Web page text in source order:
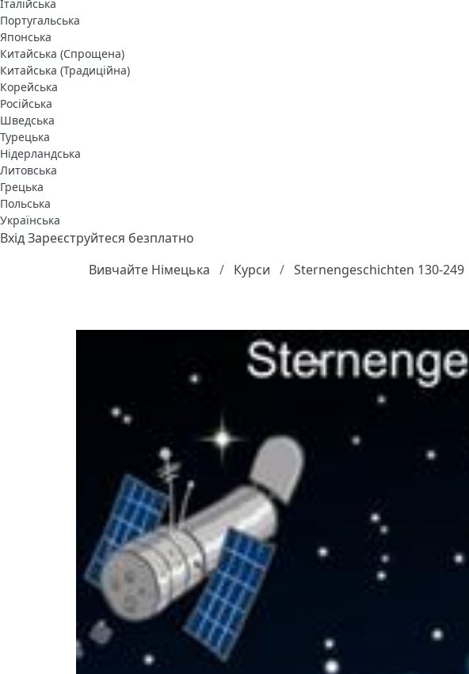
Італійська
Португальська
Японська
Китайська (Спрощена)
Китайська (Традиційна)
Корейська
Російська
Шведська
Турецька
Нідерландська
Литовська
Грецька
Польська
Українська
ВхідЗареєструйтеся безплатно
Вивчайте Німецька
Курси Sternengeschichten 130-249